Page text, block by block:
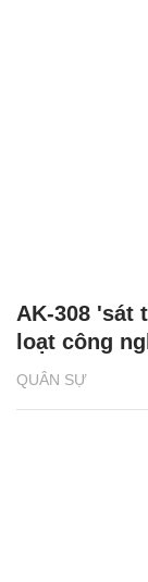
QUÂN SỰ
AK-308 'sát
loạt công